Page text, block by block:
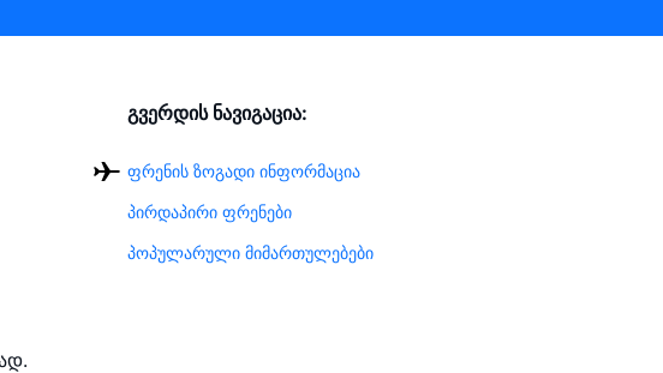
გვერდის ნავიგაცია:
ფრენის ზოგადი ინფორმაცია
პირდაპირი ფრენები
პოპულარული მიმართულებები